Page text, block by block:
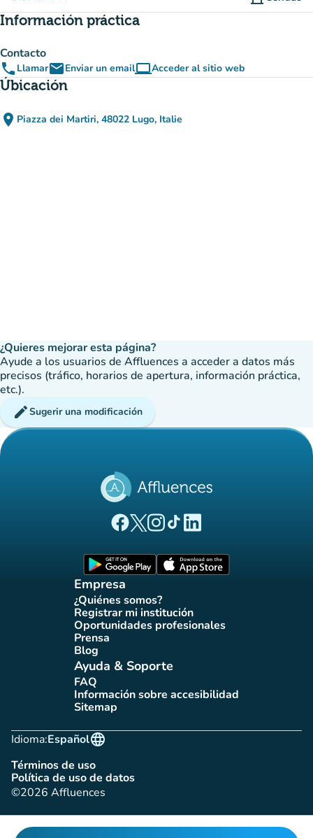
Información práctica
Contacto
phone LlamaremailEnviar un emailcomputerAcceder al sitio web
(nueva pestaña)
Úbicación
place Piazza dei Martiri, 48022 Lugo, Italie
(abrir en Google Maps)
(nueva pestaña)
¿Quieres mejorar esta página?
Ayude a los usuarios de Affluences a acceder a datos más
precisos (tráfico, horarios de apertura, información práctica,
etc.).
editSugerir una modificación
(nueva pestaña)
(nueva pestaña)
(nueva pestaña)
(nueva pestaña)
(nueva pestaña)
Empresa
¿Quiénes somos?
(nueva pestaña)
Registrar mi institución
(nueva pestaña)
Oportunidades profesionales
(nueva pestaña)
Prensa(nueva pestaña)
Blog(nueva pestaña)
Ayuda & Soporte
FAQ(nueva pestaña)
Información sobre accesibilidad
(nueva pestaña)
Sitemap(nueva pestaña)
Idioma:
language
Español
Términos de uso
(nueva pestaña)
Política de uso de datos
(nueva pestaña)
©2026 Affluences